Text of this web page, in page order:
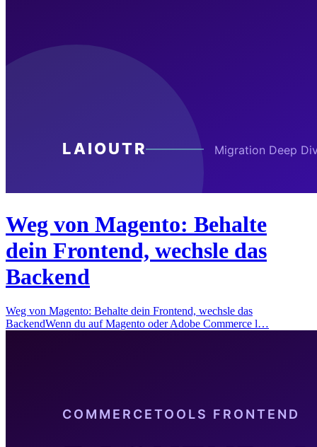
Weg von Magento: Behalte
dein Frontend, wechsle das
Backend
Weg von Magento: Behalte dein Frontend, wechsle das
BackendWenn du auf Magento oder Adobe Commerce l…